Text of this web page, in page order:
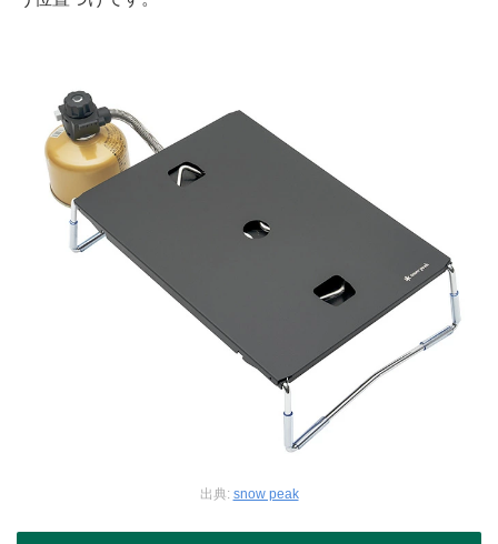
出典: snow peak